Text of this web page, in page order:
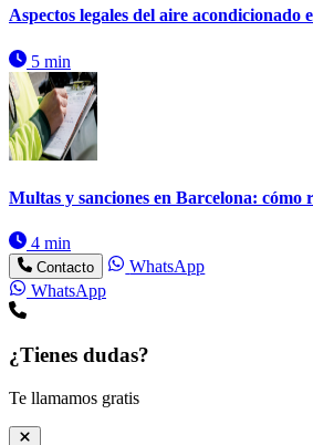
Aspectos legales del aire acondicionado
5 min
Multas y sanciones en Barcelona:
4 min
Contacto
WhatsApp
WhatsApp
¿Tienes dudas?
Te llamamos gratis